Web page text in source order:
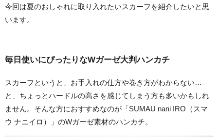
今回は夏のおしゃれに取り入れたいスカーフを紹介したいと思
います。
毎日使いにぴったりなWガーゼ大判ハンカチ
スカーフというと、お手入れの仕方や巻き方がわからない…
と、ちょっとハードルの高さを感じてしまう方も多いかもしれ
ません。そんな方におすすめなのが「SUMAU nani IRO（スマ
ウ ナニイロ）」のWガーゼ素材のハンカチ。